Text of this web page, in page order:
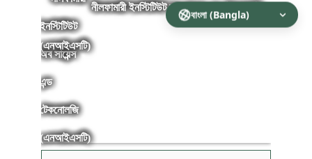
নীলফামারী ইনস্টিটিউট অব সায়েন্স এন্ড টেকনোলজি
(এনআইএসটি)